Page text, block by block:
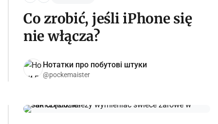
Co zrobić, jeśli iPhone się
nie włącza?
Нотатки про побутові штуки
@pockemaister